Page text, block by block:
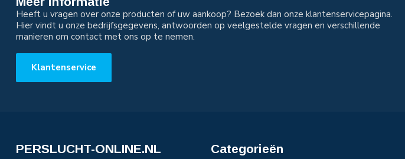
Heeft u vragen over onze producten of uw aankoop? Bezoek dan onze klantenservicepagina.
Hier vindt u onze bedrijfsgegevens, antwoorden op veelgestelde vragen en verschillende
manieren om contact met ons op te nemen.
Klantenservice
PERSLUCHT-ONLINE.NL Categorieën